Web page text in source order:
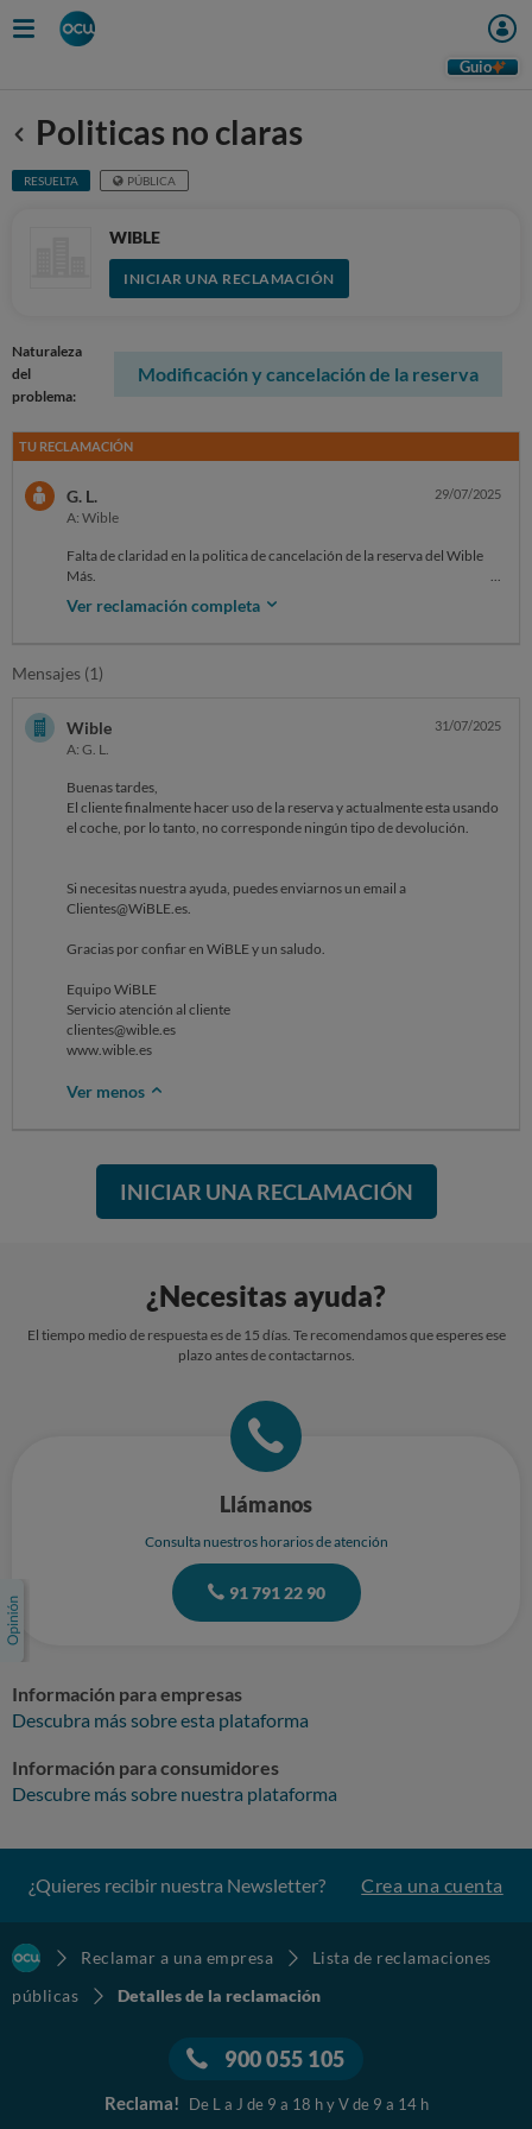
Guio
Anterior
Politicas no claras
RESUELTA PÚBLICA
WIBLE
INICIAR UNA RECLAMACIÓN
Naturaleza
del
problema:
Modificación y cancelación de la reserva
TU RECLAMACIÓN
G. L.
A: Wible
29/07/2025
Falta de claridad en la politica de cancelación de la reserva del Wible
Más.
Se informa en la página de contratación cancelación gratis con 60hrs
de antelación.
Se aplica la politica que mejor les convenga.
Ver reclamación completa
Mensajes (1)
Wible
A: G. L.
31/07/2025
Buenas tardes,
El cliente finalmente hacer uso de la reserva y actualmente esta usando
el coche, por lo tanto, no corresponde ningún tipo de devolución.
Si necesitas nuestra ayuda, puedes enviarnos un email a
Clientes@WiBLE.es.
Gracias por confiar en WiBLE y un saludo.
Equipo WiBLE
Servicio atención al cliente
clientes@wible.es
www.wible.es
Ver menos
INICIAR UNA RECLAMACIÓN
¿Necesitas ayuda?
El tiempo medio de respuesta es de 15 días. Te recomendamos que esperes ese
plazo antes de contactarnos.
Llámanos
Consulta nuestros horarios de atención
91 791 22 90
Información para empresas
Descubra más sobre esta plataforma
Información para consumidores
Descubre más sobre nuestra plataforma
¿Quieres recibir nuestra Newsletter? Crea una cuenta
Reclamar a una empresa
Lista de reclamaciones
públicas
Detalles de la reclamación
900 055 105
Reclama! De L a J de 9 a 18 h y V de 9 a 14 h